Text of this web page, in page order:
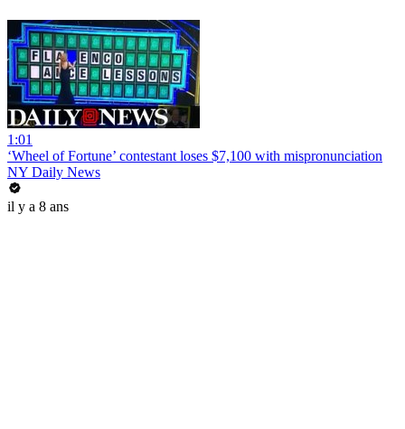
1:01
‘Wheel of Fortune’ contestant loses $7,100 with mispronunciation
NY Daily News
il y a 8 ans